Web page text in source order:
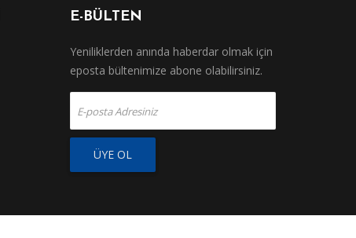
E-BÜLTEN
Yeniliklerden anında haberdar olmak için
eposta bültenimize abone olabilirsiniz.
ÜYE OL